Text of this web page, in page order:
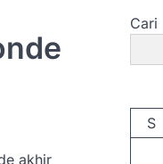
akhir
Cari
S